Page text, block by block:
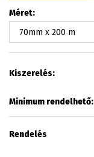
Méret:
Kiszerelés:
Minimum rendelhető:
Rendelés